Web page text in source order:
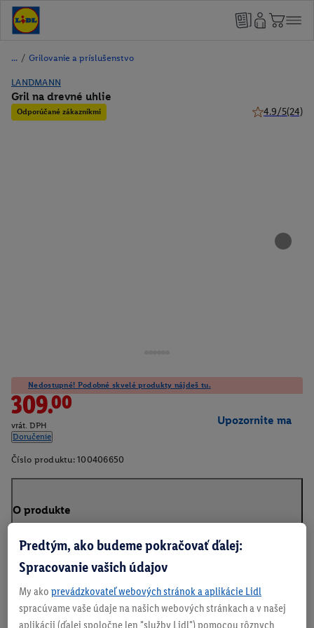
/ Grilovanie a príslušenstvo
LANDMANN
Gril na drevné uhlie
Odporúčané zákazníkmi 4.9/5(24)
Nedostupné! Podobné skvelé produkty nájdeš tu.
309.00
vrát. DPH
Doručenie
Upozornite ma
Číslo produktu: 100406650
O produkte
Predtým, ako budeme pokračovať ďalej:
Spracovanie vašich údajov
My ako prevádzkovateľ webových stránok a aplikácie Lidl
spracúvame vaše údaje na našich webových stránkach a v našej
aplikácii (ďalej spoločne len "služby Lidl") pomocou rôznych